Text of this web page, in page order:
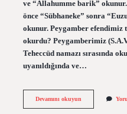
ve “Allahumme barik”
önce “Sübhaneke” sonra
okunur. Peygamber efendimiz
okurdu? Peygamberimiz
Teheccüd namazı sırasında
uyanıldığında ve…
Devamını okuyunTeheccüd